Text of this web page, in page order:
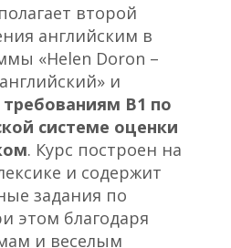
второй
английским в
«Helen Doron –
и
требованиям В1 по
системе оценки
. Курс построен на
и содержит
задания по
этом благодаря
и веселым